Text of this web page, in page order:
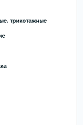
трикотажные